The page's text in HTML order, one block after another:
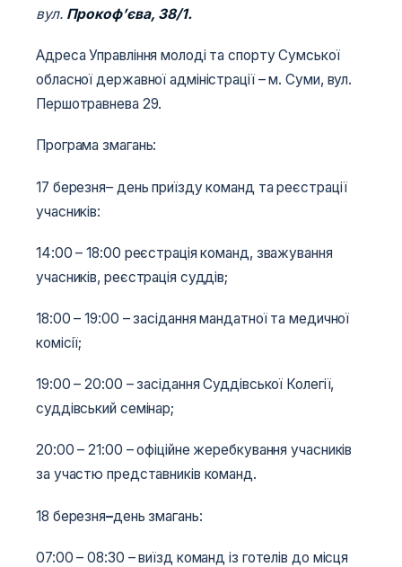
вул. Прокоф’єва, 38/1.
Адреса Управління молоді та спорту Сумської
обласної державної адміністрації – м. Суми, вул.
Першотравнева 29.
Програма змагань:
17 березня– день приїзду команд та реєстрації
учасників:
14:00 – 18:00 реєстрація команд, зважування
учасників, реєстрація суддів;
18:00 – 19:00 – засідання мандатної та медичної
комісії;
19:00 – 20:00 – засідання Суддівської Колегії,
суддівський семінар;
20:00 – 21:00 – офіційне жеребкування учасників
за участю представників команд.
18 березня–день змагань:
07:00 – 08:30 – виїзд команд із готелів до місця